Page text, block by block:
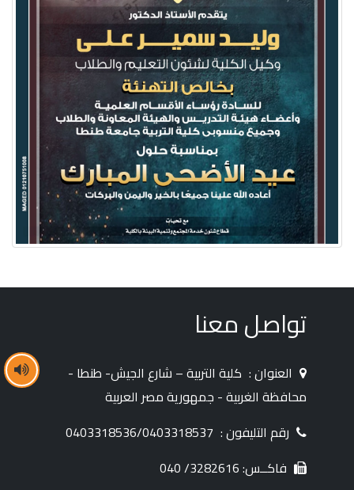
تواصل معنا
العنوان : كلية التربية – شارع الجيش- طنطا -
محافظة الغربية - جمهورية مصر العربية
رقم التليفون : 0403318536/0403318537
فاكــس: 3282616/ 040